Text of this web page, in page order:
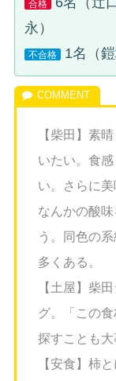
合格
永）
不合格 1名（鎧
【柴田】素
いたい。食
い。さらに
なんかの酸
う。同色の
多くある。
【土屋】柴
グ。「この
探すことも大
【安食】柿